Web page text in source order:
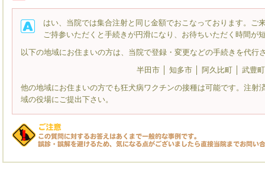
はい、当院では集合注射と同じ金額でおこなっております。ご
ご持参いただくと手続きが円滑になり、お待ちいただく時間が
以下の地域にお住まいの方は、当院で登録・変更などの手続きを代行
半田市 │ 知多市 │ 阿久比町 │ 武豊町
他の地域にお住まいの方でも狂犬病ワクチンの接種は可能です。注射
域の役場にご提出下さい。